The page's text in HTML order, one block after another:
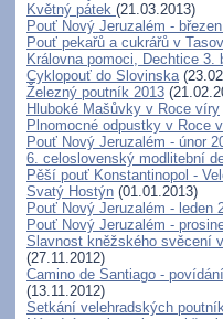
Květný pátek (21.03.2013)
Pouť Nový Jeruzalém -
Pouť pekařů a cukrářů v
Královna pomoci, Dechtice
Cyklopouť do Slovinska
Železný poutník 2013
Hluboké Mašůvky v Roce víry
Plnomocné odpustky v Roce
Pouť Nový Jeruzalém - únor
6. celoslovenský modlitební
Pěší pouť Konstantinopol -
Svatý Hostýn (01.01.2013)
Pouť Nový Jeruzalém - leden
Pouť Nový Jeruzalém -
Slavnost kněžského svěcení
(27.11.2012)
Camino de Santiago -
(13.11.2012)
Setkání velehradských